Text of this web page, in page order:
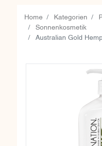
Home Kategorien
Sonnenkosmetik
Australian Gold